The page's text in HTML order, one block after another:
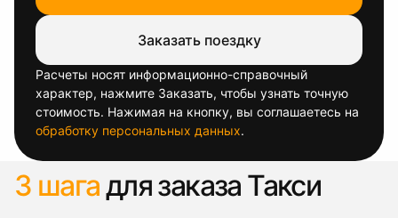
Заказать поездку
Расчеты носят информационно-справочный
характер, нажмите Заказать, чтобы узнать точную
стоимость. Нажимая на кнопку, вы соглашаетесь на
обработку персональных данных.
3 шагадля заказа Такси